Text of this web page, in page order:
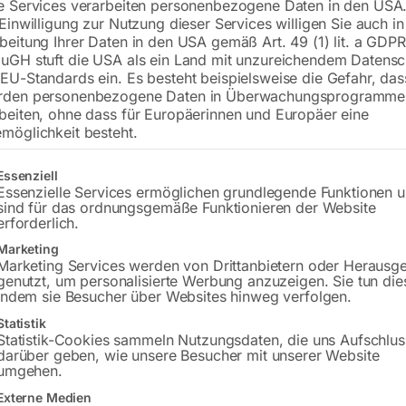
€ 36,00
inkl. MwSt. zzgl.Versandkosten
Lieferzeit:ca. 2 - 3 Tage
Bitte beachten Sie: Die Versandkosten
In den
Sie haben
Gerne
Services verarbeiten personenbezogene Daten in den
zur Nutzung dieser Services willigen Sie auch
Ihrer Daten in den USA gemäß Art. 49 (1) lit. a
stuft die USA als ein Land mit unzureichendem
Standards ein. Es besteht beispielsweise die Gefahr,
personenbezogene Daten in
ohne dass für Europäerinnen und Europäer eine
besteht.
eine Liste der Service-Gruppen, für die eine Einwilligung erteilt
Services ermöglichen grundlegende Funktionen
für das ordnungsgemäße Funktionieren der Website
Services werden von Drittanbietern oder
um personalisierte Werbung anzuzeigen. Sie tun
sie Besucher über Websites hinweg verfolgen.
Cookies sammeln Nutzungsdaten, die uns
geben, wie unsere Besucher mit unserer Website
Medien